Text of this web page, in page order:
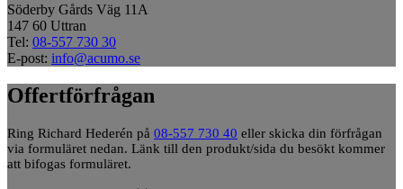
Söderby Gårds Väg 11A
147 60 Uttran
Tel: 08-557 730 30
E-post: info@acumo.se
Offertförfrågan
Ring Richard Hederén på 08-557 730 40 eller skicka din förfrågan
via formuläret nedan. Länk till den produkt/sida du besökt kommer
att bifogas formuläret.